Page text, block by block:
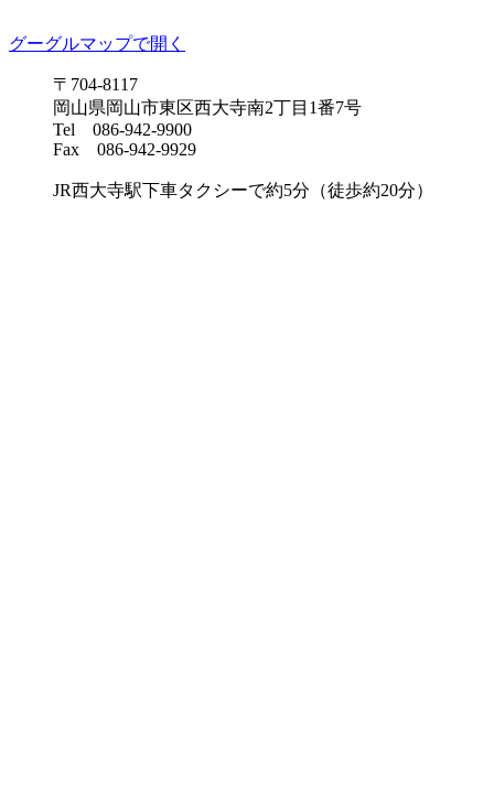
グーグルマップで開く
〒704-8117
岡山県岡山市東区西大寺南2丁目1番7号
Tel 086-942-9900
Fax 086-942-9929
JR西大寺駅下車タクシーで約5分（徒歩約20分）